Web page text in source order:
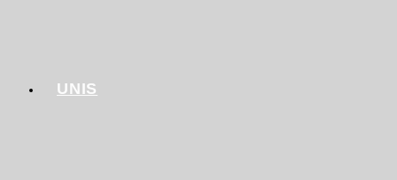
UNIS